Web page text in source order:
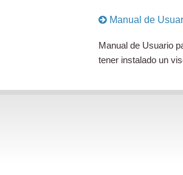
Manual de
Manual de Usuario
tener instalado un